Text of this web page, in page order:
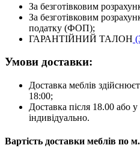
За безготівковим
За безготівковим
податку (ФОП);
ГАРАНТІЙНИЙ ТАЛОН
Умови доставки:
Доставка меблів
18:00;
Доставка після 18.00 або
індивідуально.
Вартість доставки меблів по